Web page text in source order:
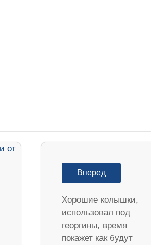
Вперед
Хорошие колышки,
использовал под
георгины, время
покажет как будут